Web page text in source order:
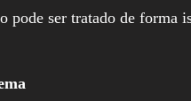
pode ser tratado de